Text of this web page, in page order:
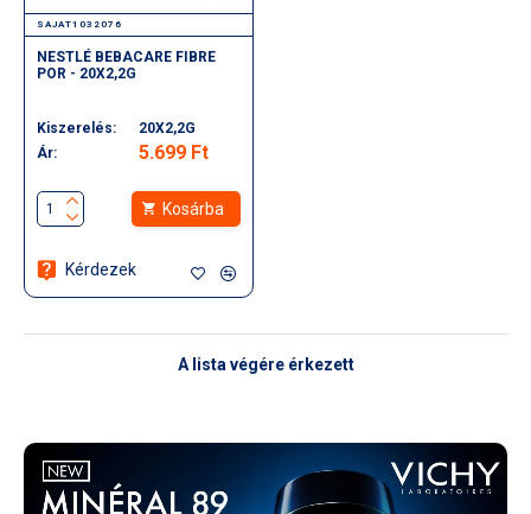
SAJAT1032076
NESTLÉ BEBACARE FIBRE
POR - 20X2,2G
Kiszerelés:
20X2,2G
Ár:
5.699 Ft
Kosárba
Kérdezek
A lista végére érkezett